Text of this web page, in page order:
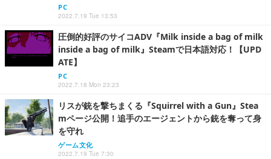
PC
2022.7.19 Tue 13:53
圧倒的好評のサイコADV『Milk inside a bag of milk
inside a bag of milk』Steamで日本語対応！【UPD
ATE】
PC
2022.7.18 Mon 23:23
リスが銃を撃ちまくる『Squirrel with a Gun』Stea
mページ公開！追手のエージェントから銃を奪って身
を守れ
ゲーム文化
2022.7.19 Tue 7:30